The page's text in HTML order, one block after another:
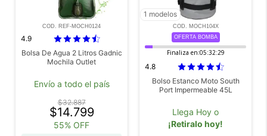
COD. REF-MOCH0124
4.9
Bolsa De Agua 2 Litros Gadnic
Mochila Outlet
Envío a todo el país
$32.887
$14.799
55% OFF
1 modelos
COD. MOCH104X
OFERTA BOMBA
Finaliza en:05:32:28
4.8
Bolso Estanco Moto South
Port Impermeable 45L
Llega Hoy o
¡Retiralo hoy!